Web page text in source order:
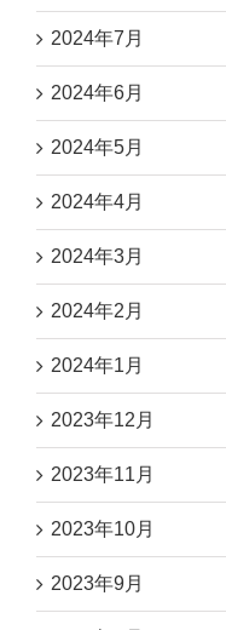
2024年7月
2024年6月
2024年5月
2024年4月
2024年3月
2024年2月
2024年1月
2023年12月
2023年11月
2023年10月
2023年9月